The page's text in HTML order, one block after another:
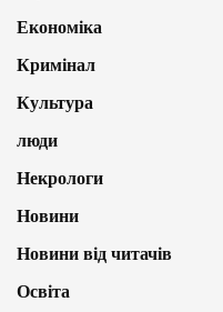
Економіка
Кримінал
Культура
люди
Некрологи
Новини
Новини від читачів
Освіта